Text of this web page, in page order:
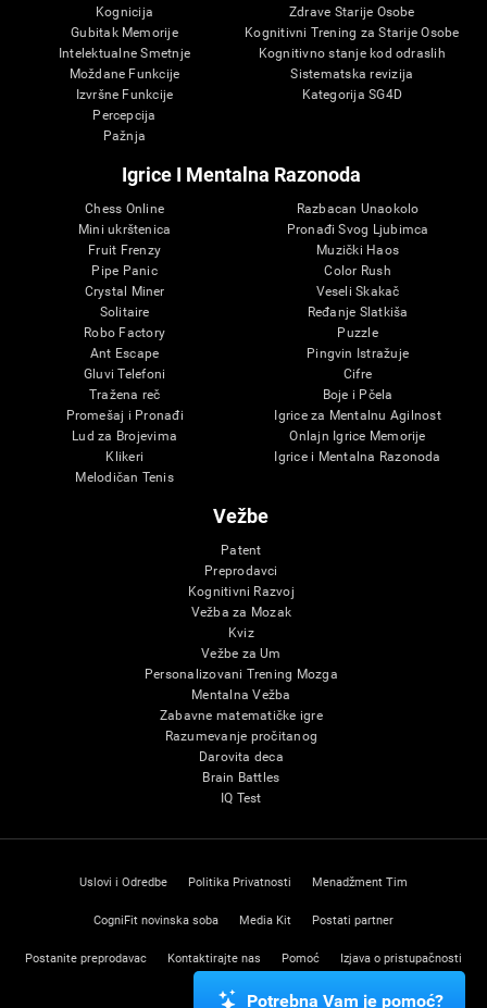
Kognicija
Gubitak Memorije
Intelektualne Smetnje
Moždane Funkcije
Izvršne Funkcije
Percepcija
Pažnja
Zdrave Starije Osobe
Kognitivni Trening za Starije Osobe
Kognitivno stanje kod odraslih
Sistematska revizija
Kategorija SG4D
Igrice I Mentalna Razonoda
Chess Online
Mini ukrštenica
Fruit Frenzy
Pipe Panic
Crystal Miner
Solitaire
Robo Factory
Ant Escape
Gluvi Telefoni
Tražena reč
Promešaj i Pronađi
Lud za Brojevima
Klikeri
Melodičan Tenis
Razbacan Unaokolo
Pronađi Svog Ljubimca
Muzički Haos
Color Rush
Veseli Skakač
Ređanje Slatkiša
Puzzle
Pingvin Istražuje
Cifre
Boje i Pčela
Igrice za Mentalnu Agilnost
Onlajn Igrice Memorije
Igrice i Mentalna Razonoda
Vežbe
Patent
Preprodavci
Kognitivni Razvoj
Vežba za Mozak
Kviz
Vežbe za Um
Personalizovani Trening Mozga
Mentalna Vežba
Zabavne matematičke igre
Razumevanje pročitanog
Darovita deca
Brain Battles
IQ Test
Uslovi i Odredbe Politika Privatnosti Menadžment Tim
CogniFit novinska soba Media Kit Postati partner
Postanite preprodavac Kontaktirajte nas Pomoć Izjava o pristupačnosti
Centar poverenjaPotrebna Vam je pomoć?